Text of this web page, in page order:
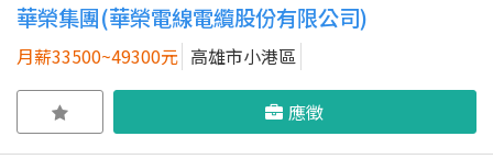
華榮集團(華榮電線電纜股份有限公司)
月薪33500~49300元 高雄市小港區
應徵